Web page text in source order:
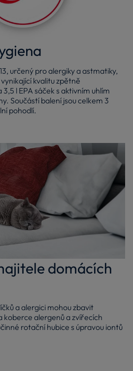
určený pro alergiky a astmatiky,
kvalitu zpětně
l EPA sáček s aktivním uhlím
Součástí balení jsou celkem 3
pohodlí.
domácích
a alergici mohou zbavit
koberce alergenů a zvířecích
rotační hubice s úpravou iontů